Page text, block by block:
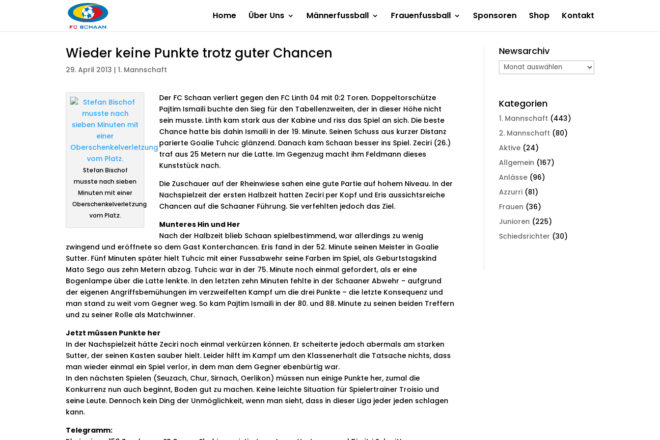
Home Über Uns Männerfussball Frauenfussball Sponsoren Shop Kontakt
Wieder keine Punkte trotz guter Chancen
29. April 2013 |1. Mannschaft
Stefan Bischof
musste nach sieben
Minuten mit einer
Oberschenkelverletzung
vom Platz.
Der FC Schaan verliert gegen den FC Linth 04 mit 0:2 Toren. Doppeltorschütze
Pajtim Ismaili buchte den Sieg für den Tabellenzweiten, der in dieser Höhe nicht
sein musste. Linth kam stark aus der Kabine und riss das Spiel an sich. Die beste
Chance hatte bis dahin Ismaili in der 19. Minute. Seinen Schuss aus kurzer Distanz
parierte Goalie Tuhcic glänzend. Danach kam Schaan besser ins Spiel. Zeciri (26.)
traf aus 25 Metern nur die Latte. Im Gegenzug macht ihm Feldmann dieses
Kunststück nach.
Die Zuschauer auf der Rheinwiese sahen eine gute Partie auf hohem Niveau. In der
Nachspielzeit der ersten Halbzeit hatten Zeciri per Kopf und Eris aussichtsreiche
Chancen auf die Schaaner Führung. Sie verfehlten jedoch das Ziel.
Munteres Hin und Her
Nach der Halbzeit blieb Schaan spielbestimmend, war allerdings zu wenig
zwingend und eröffnete so dem Gast Konterchancen. Eris fand in der 52. Minute seinen Meister in Goalie
Sutter. Fünf Minuten später hielt Tuhcic mit einer Fussabwehr seine Farben im Spiel, als Geburtstagskind
Mato Sego aus zehn Metern abzog. Tuhcic war in der 75. Minute noch einmal gefordert, als er eine
Bogenlampe über die Latte lenkte. In den letzten zehn Minuten fehlte in der Schaaner Abwehr – aufgrund
der eigenen Angriffsbemühungen im verzweifelten Kampf um die drei Punkte – die letzte Konsequenz und
man stand zu weit vom Gegner weg. So kam Pajtim Ismaili in der 80. und 88. Minute zu seinen beiden Treffern
und zu seiner Rolle als Matchwinner.
Jetzt müssen Punkte her
In der Nachspielzeit hätte Zeciri noch einmal verkürzen können. Er scheiterte jedoch abermals am starken
Sutter, der seinen Kasten sauber hielt. Leider hilft im Kampf um den Klassenerhalt die Tatsache nichts, dass
man wieder einmal ein Spiel verlor, in dem man dem Gegner ebenbürtig war.
In den nächsten Spielen (Seuzach, Chur, Sirnach, Oerlikon) müssen nun einige Punkte her, zumal die
Konkurrenz nun auch beginnt, Boden gut zu machen. Keine leichte Situation für Spielertrainer Troisio und
seine Leute. Dennoch kein Ding der Unmöglichkeit, wenn man sieht, dass in dieser Liga jeder jeden schlagen
kann.
Telegramm:
Newsarchiv
Newsarchiv
Kategorien
1. Mannschaft (443)
2. Mannschaft (80)
Aktive (24)
Allgemein (167)
Anlässe (96)
Azzurri (81)
Frauen (36)
Junioren (225)
Schiedsrichter (30)